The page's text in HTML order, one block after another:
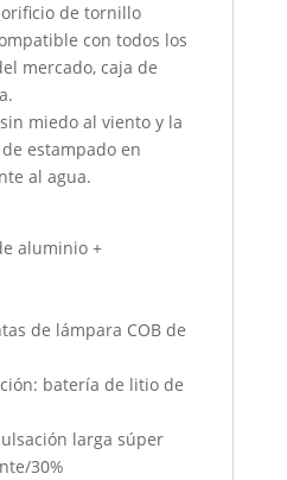
de tornillo
con todos los
mercado, caja de
miedo al viento y la
estampado en
al agua.
aluminio +
de lámpara COB de
batería de litio de
larga súper
30%